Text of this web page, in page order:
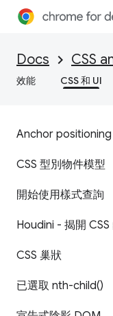
Docs CSS
效能 CSS 和 UI
Anchor positioning
CSS 型別物件模型
開始使用樣式查詢
Houdini - 揭開
CSS 巢狀
已選取 nth-child()